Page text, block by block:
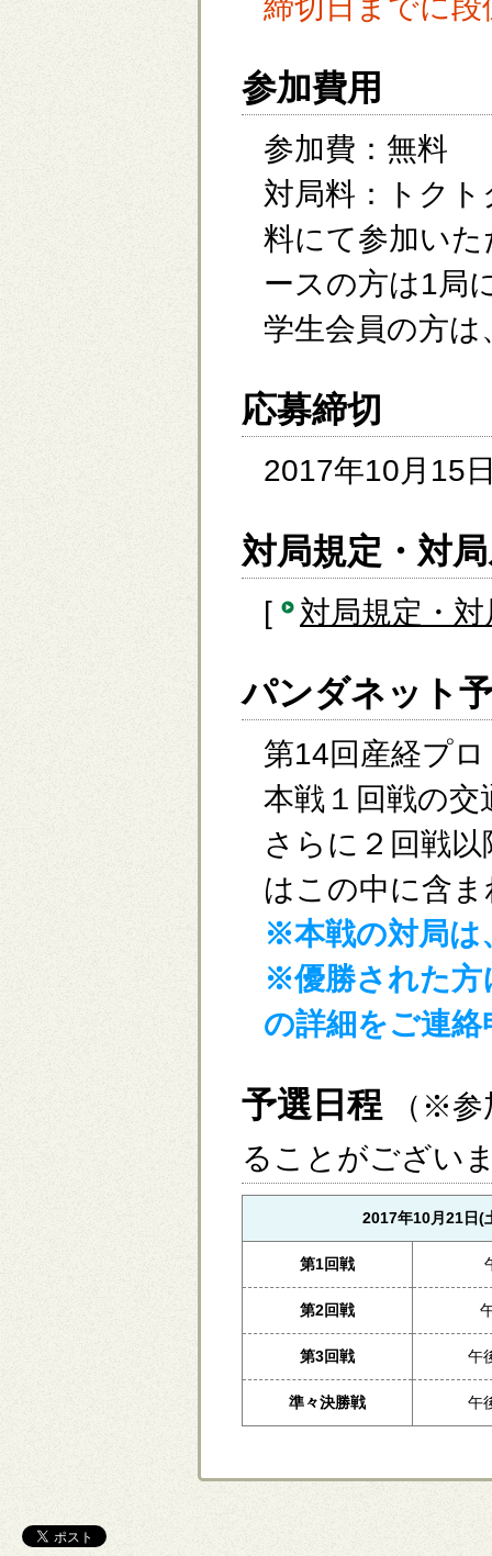
締切日までに
参加費用
参加費：無料
対局料：トク
料にて参加い
ースの方は1局
学生会員の方
応募締切
2017年10月15
対局規定・対
[ 対局規定・
パンダネット
第14回産経プ
本戦１回戦の交
さらに２回戦
はこの中に含
※本戦の対局は
※優勝された方
の詳細をご連
予選日程 （※参
ることがござい
2017年10月21日(
第1回戦
第2回戦
第3回戦 午
準々決勝戦 午